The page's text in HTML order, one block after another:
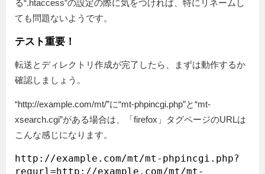
る“.htaccess”の設定の際に気をつければ、特にリネームし
ても問題ないようです。
テスト重要！
転送とディレクトリ作成が完了したら、まずは動作するか
確認しましょう。
“http://example.com/mt/”に“mt-phpincgi.php”と“mt-
xsearch.cgi”がある場合は、「firefox」タグページのURLは
こんな感じになります。
http://example.com/mt/mt-phpincgi.php?
requrl=http://example.com/mt/mt-